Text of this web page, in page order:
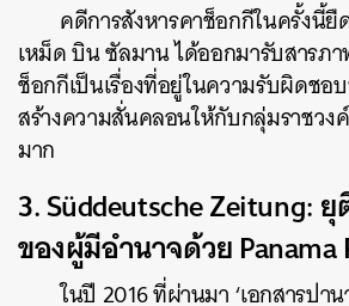
คดีการสังหารคาช็อกกีในครั้งนี้
เหม็ด บิน ซัลมาน ได้ออกมารับสารภา
ช็อกกีเป็นเรื่องที่อยู่ในความรับผิดชอ
สร้างความสั่นคลอนให้กับกลุ่มราชวง
มาก
3. Süddeutsche Zeitung:
ของผู้มีอำนาจด้วย Panama
ในปี 2016 ที่ผ่านมา ‘เอกสารปาน